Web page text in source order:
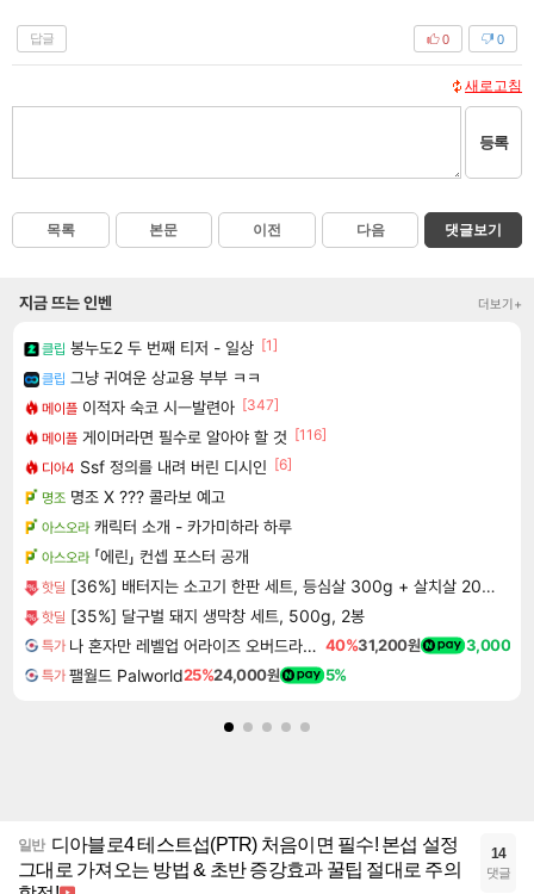
답글 0
0
새로고침
등록
목록 본문 이전 다음 댓글보기
지금 뜨는 인벤 더보기+
클립 봉누도2 두 번째 티저 - 일상 [1]
클립 그냥 귀여운 상교용 부부 ㅋㅋ
메이플 이적자 숙코 시ㅡ발련아 [347]
메이플 게이머라면 필수로 알아야 할 것 [116]
디아4 Ssf 정의를 내려 버린 디시인 [6]
명조 명조 X ??? 콜라보 예고
아스오라 캐릭터 소개 - 카가미하라 하루
아스오라 「에린」 컨셉 포스터 공개
핫딜 [36%] 배터지는 소고기 한판 세트, 등심살 300g + 살치살 200g + 부채살 200g + 갈비살 200g + 우삼겹 300g, 1.2kg, 1세트
핫딜 [35%] 달구벌 돼지 생막창 세트, 500g, 2봉
특가 나 혼자만 레벨업 어라이즈 오버드라이브 디럭스 에디션 Solo Leveling Arise Overdrive Deluxe Edition 40%31,200원 3,000
특가 팰월드 Palworld25%24,000원 5%
일반 디아블로4 테스트섭(PTR) 처음이면 필수! 본섭 설정
그대로 가져오는 방법 & 초반 증강효과 꿀팁 절대로 주의
14
댓글